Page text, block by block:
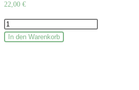
22,00 €
In den Warenkorb